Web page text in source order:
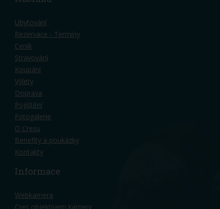
Ubytování
Rezervace - Termíny
Ceník
Stravování
Koupání
Výlety
Doprava
Pojištění
Fotogalerie
O Cresu
Benefity a poukázky
Kontakty
Informace
Webkamera
Cres objektivem kamery